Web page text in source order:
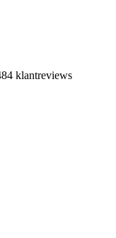
klantreviews